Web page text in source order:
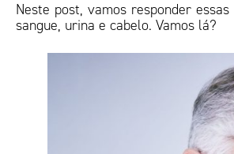
Neste post, vamos responder
sangue, urina e cabelo. Vamos lá?